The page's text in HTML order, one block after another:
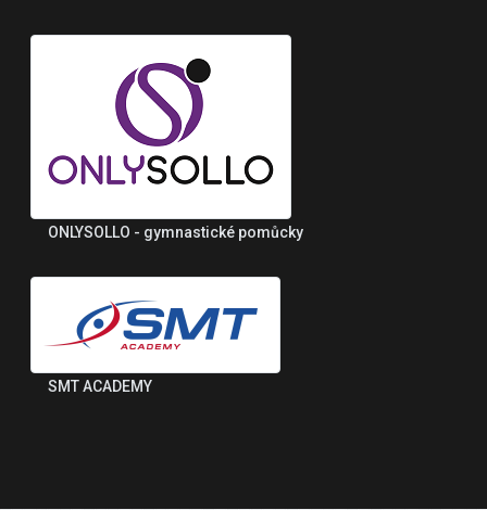
ONLYSOLLO - gymnastické pomůcky
SMT ACADEMY